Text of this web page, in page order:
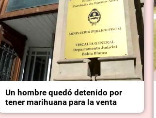
Un hombre quedó detenido por
tener marihuana para la venta